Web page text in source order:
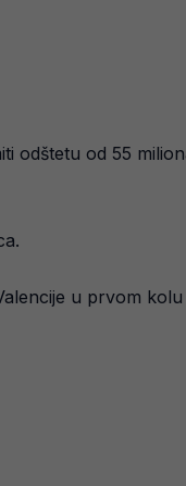
odštetu od 55
u prvom